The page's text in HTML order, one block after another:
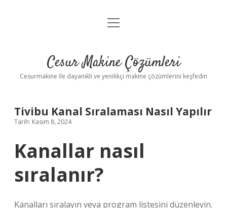
Anasayfa
Yasal Uyarı
menüyü
Cesur Makine Çözümleri
Cesurmakine ile dayanıklı ve yenilikçi makine çözümlerini keşfedin
Tivibu Kanal Sıralaması Nasıl Yapılır
Tarih: Kasım 8, 2024
Kanallar nasıl
sıralanır?
Kanalları sıralayın veya program listesini düzenleyin.